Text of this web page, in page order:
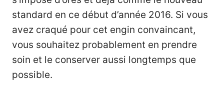
standard en ce début d’année 2016. Si vous
avez craqué pour cet engin convaincant,
vous souhaitez probablement en prendre
soin et le conserver aussi longtemps que
possible.